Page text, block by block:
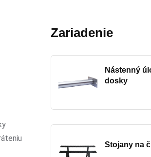
Zariadenie
Nástenný
dosky
Stojany na